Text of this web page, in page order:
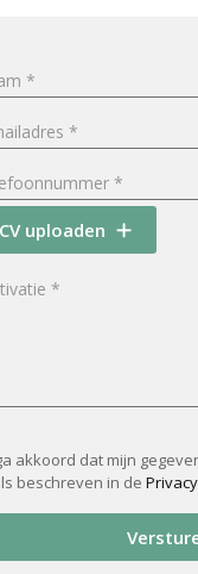
CV uploaden
akkoord dat mijn
beschreven in de